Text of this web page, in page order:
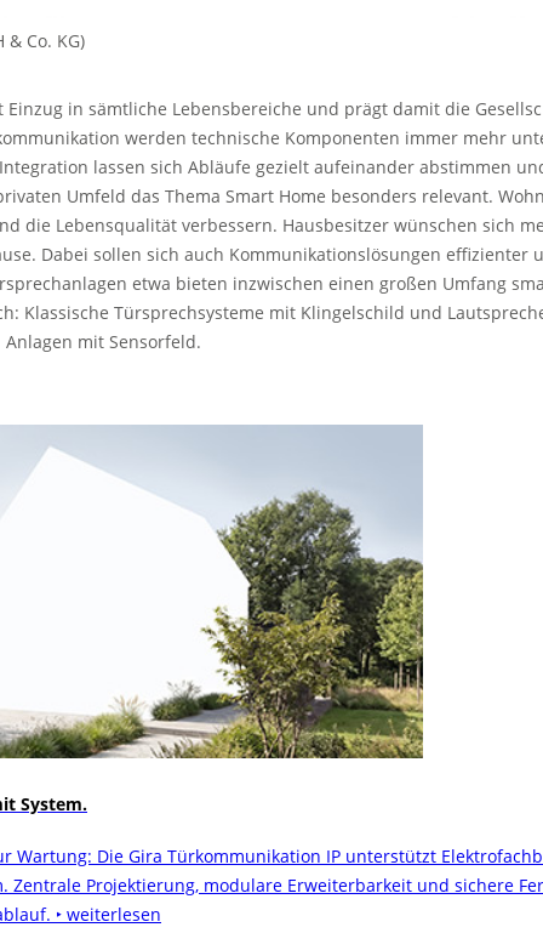
Co. KG)
in sämtliche Lebensbereiche und prägt damit die
werden technische Komponenten immer mehr
lassen sich Abläufe gezielt aufeinander abstimmen
Umfeld das Thema Smart Home besonders relevant.
die Lebensqualität verbessern. Hausbesitzer wünschen sich
Dabei sollen sich auch Kommunikationslösungen effizienter
etwa bieten inzwischen einen großen Umfang
Klassische Türsprechsysteme mit Klingelschild und
mit Sensorfeld.
System.
Wartung: Die Gira Türkommunikation IP unterstützt
Zentrale Projektierung, modulare Erweiterbarkeit und sichere
‣ weiterlesen